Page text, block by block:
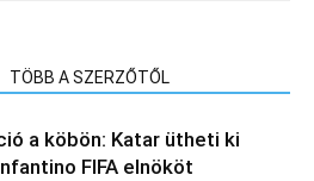
TÖBB A SZERZŐTŐL
a köbön: Katar ütheti ki
FIFA elnököt